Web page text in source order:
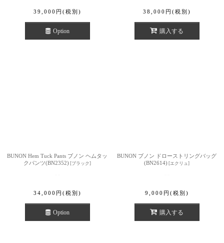
39,000 円 (税別)
Option
38,000 円 (税別)
購入する
BUNON Hem Tuck Pants ブノン ヘムタッ
クパンツ(BN2352) [ブラック]
34,000 円 (税別)
Option
BUNON ブノン ドローストリングバッグ
(BN2614) [エクリュ]
9,000 円 (税別)
購入する